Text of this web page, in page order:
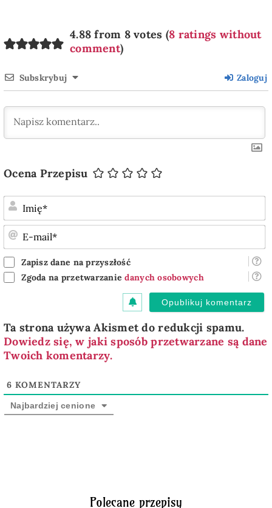
4.88 from 8 votes (8 ratings without
comment)
Subskrybuj Zaloguj
Ocena Przepisu
Zapisz dane na przyszłość
Zgoda na przetwarzaniedanych osobowych
Ta strona używa Akismet do redukcji spamu.
Dowiedz się, w jaki sposób przetwarzane są dane
Twoich komentarzy.
6 KOMENTARZY
Najbardziej cenione
Polecane przepisy